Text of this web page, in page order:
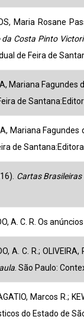
Maria Rosane
Costa Pinto
de Feira de
Mariana Fagundes
de
Mariana
de
Cartas
A. C. R. Os
A. C. R.;
. São Paulo:
Marcos R.;
do Estado de